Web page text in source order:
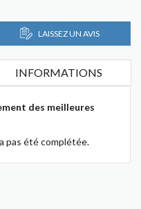
LAISSEZ UN AVIS
INFORMATIONS
des meilleures
pas été complétée.